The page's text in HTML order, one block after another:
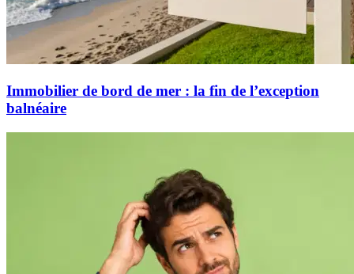
Immobilier de bord de mer : la fin de l’exception
balnéaire